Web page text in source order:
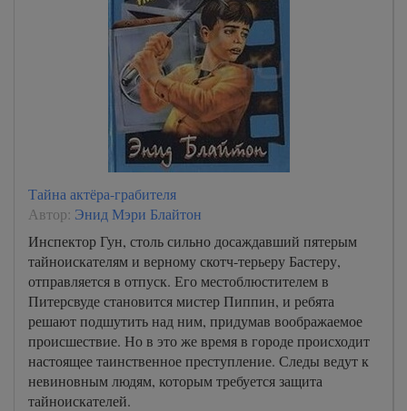
Тайна актёра-грабителя
Автор: Энид Мэри Блайтон
Инспектор Гун, столь сильно досаждавший пятерым
тайноискателям и верному скотч-терьеру Бастеру,
отправляется в отпуск. Его местоблюстителем в
Питерсвуде становится мистер Пиппин, и ребята
решают подшутить над ним, придумав воображаемое
происшествие. Но в это же время в городе происходит
настоящее таинственное преступление. Следы ведут к
невиновным людям, которым требуется защита
тайноискателей.